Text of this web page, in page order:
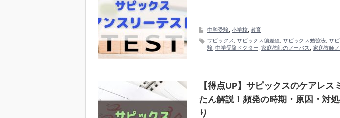
…
中学受験 小学校 教育
サピックス
サピックス偏差値 サピックス勉強法 サ
験 中学受験ドクター 家庭教師のノーバス 家庭教師ノ
【得点UP】サピックスのケアレス
たん解説！頻発の時期・原因・対
り